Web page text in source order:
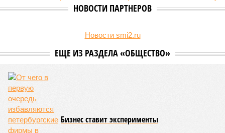
НОВОСТИ ПАРТНЕРОВ
Новости smi2.ru
ЕЩЕ ИЗ РАЗДЕЛА «ОБЩЕСТВО»
Бизнес ставит эксперименты